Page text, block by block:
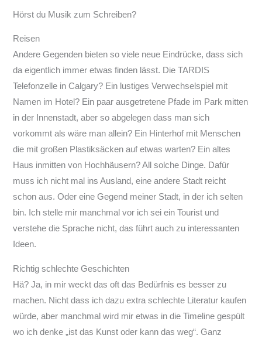
Hörst du Musik zum Schreiben?
Reisen
Andere Gegenden bieten so viele neue Eindrücke, dass sich
da eigentlich immer etwas finden lässt. Die TARDIS
Telefonzelle in Calgary? Ein lustiges Verwechselspiel mit
Namen im Hotel? Ein paar ausgetretene Pfade im Park mitten
in der Innenstadt, aber so abgelegen dass man sich
vorkommt als wäre man allein? Ein Hinterhof mit Menschen
die mit großen Plastiksäcken auf etwas warten? Ein altes
Haus inmitten von Hochhäusern? All solche Dinge. Dafür
muss ich nicht mal ins Ausland, eine andere Stadt reicht
schon aus. Oder eine Gegend meiner Stadt, in der ich selten
bin. Ich stelle mir manchmal vor ich sei ein Tourist und
verstehe die Sprache nicht, das führt auch zu interessanten
Ideen.
Richtig schlechte Geschichten
Hä? Ja, in mir weckt das oft das Bedürfnis es besser zu
machen. Nicht dass ich dazu extra schlechte Literatur kaufen
würde, aber manchmal wird mir etwas in die Timeline gespült
wo ich denke „ist das Kunst oder kann das weg“. Ganz